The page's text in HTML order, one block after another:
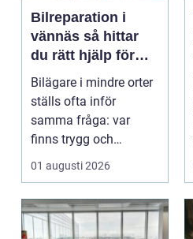
Bilreparation i
vännäs så hittar
du rätt hjälp för
din bil
Bilägare i mindre orter
ställs ofta inför
samma fråga: var
finns trygg och
prisvärd hjälp när bilen
01 augusti 2026